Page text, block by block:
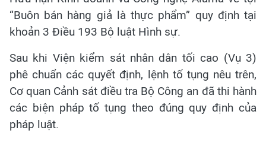
“Buôn bán hàng giả là thực phẩm” quy định tại
khoản 3 Điều 193 Bộ luật Hình sự.
Sau khi Viện kiểm sát nhân dân tối cao (Vụ 3)
phê chuẩn các quyết định, lệnh tố tụng nêu trên,
Cơ quan Cảnh sát điều tra Bộ Công an đã thi hành
các biện pháp tố tụng theo đúng quy định của
pháp luật.